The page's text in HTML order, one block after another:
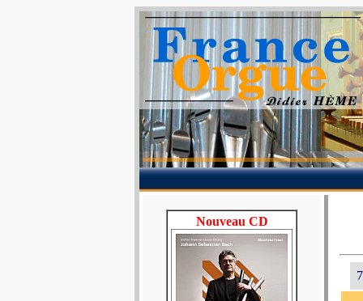
Nouveau CD